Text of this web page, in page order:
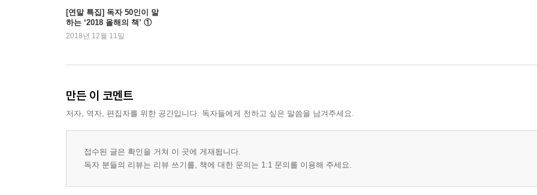
형도
그래도, 삶의 종결 문구는 ‘감탄사’다_최고령 섬주민, 나난화 할머니
선재도
바다, 갯벌, 햇살 그리고 눈먼 아버지_ 실명한 어부 아버지 곁을 지키는 아들 김연용 씨
이작도
아직도 저 바다에 ‘일류선장’이 있다_ 대양호 선장 정규관 씨
[연말 특집] 독자 50인이 말
하는 ‘2018 올해의 책’ ①
2018년 12월 11일
만든 이 코멘트
저자, 역자, 편집자를 위한 공간입니다. 독자들에게 전하고 싶은 말씀을 남겨주세요.
접수된 글은 확인을 거쳐 이 곳에 게재됩니다.
독자 분들의 리뷰는 리뷰 쓰기를, 책에 대한 문의는 1:1 문의를 이용해 주세요.